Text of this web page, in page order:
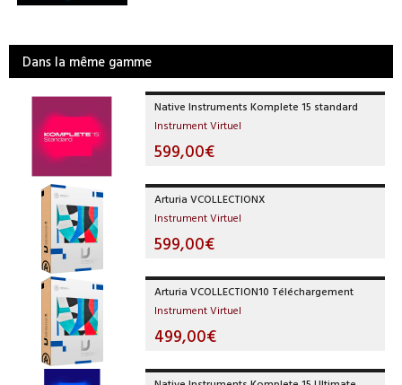
Dans la même gamme
Native Instruments Komplete 15 standard
Instrument Virtuel
599,00€
Arturia VCOLLECTIONX
Instrument Virtuel
599,00€
Arturia VCOLLECTION10 Téléchargement
Instrument Virtuel
499,00€